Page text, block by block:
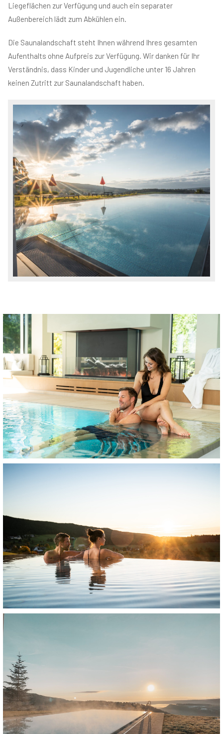
Liegeflächen zur Verfügung und auch ein separater
Außenbereich lädt zum Abkühlen ein.
Die Saunalandschaft steht Ihnen während Ihres gesamten
Aufenthalts ohne Aufpreis zur Verfügung. Wir danken für Ihr
Verständnis, dass Kinder und Jugendliche unter 16 Jahren
keinen Zutritt zur Saunalandschaft haben.